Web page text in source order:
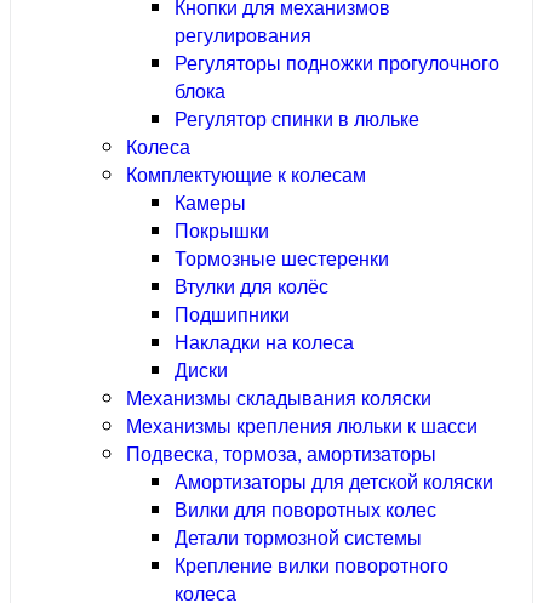
Кнопки для механизмов
регулирования
Регуляторы подножки прогулочного
блока
Регулятор спинки в люльке
Колеса
Комплектующие к колесам
Камеры
Покрышки
Тормозные шестеренки
Втулки для колёс
Подшипники
Накладки на колеса
Диски
Механизмы складывания коляски
Механизмы крепления люльки к шасси
Подвеска, тормоза, амортизаторы
Амортизаторы для детской коляски
Вилки для поворотных колес
Детали тормозной системы
Крепление вилки поворотного
колеса